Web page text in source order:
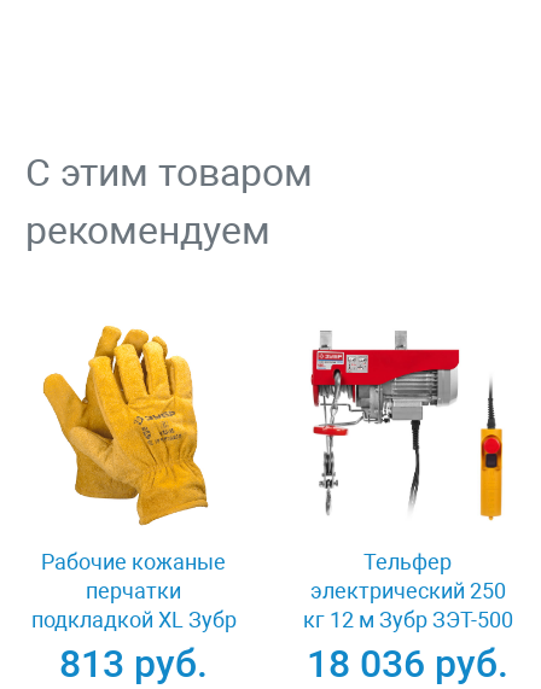
С этим товаром
рекомендуем
Рабочие кожаные
перчатки
подкладкой XL Зубр
МАСТЕР 1135-XL
813 руб.
Тельфер
электрический 250
кг 12 м Зубр ЗЭТ-500
18 036 руб.